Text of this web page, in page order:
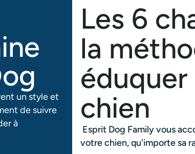
un style et
de suivre
à
Les 6
la
chien
Esprit Dog Family vous
votre chien, qu'importe sa